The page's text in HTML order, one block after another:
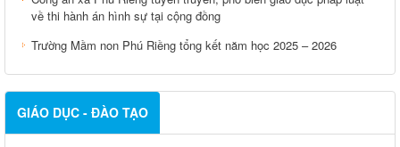
về thi hành án hình sự tại cộng đồng
Trường Mầm non Phú Riềng tổng kết năm học 2025 – 2026
GIÁO DỤC - ĐÀO TẠO